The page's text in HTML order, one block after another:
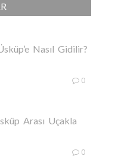
Nasıl Gidilir?
0
Arası Uçakla
0